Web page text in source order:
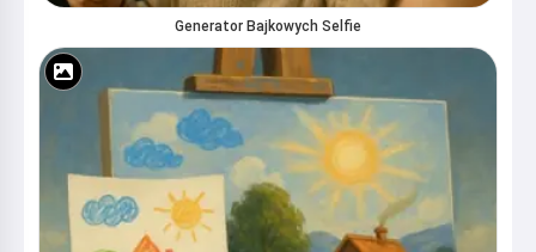
Generator Bajkowych Selfie